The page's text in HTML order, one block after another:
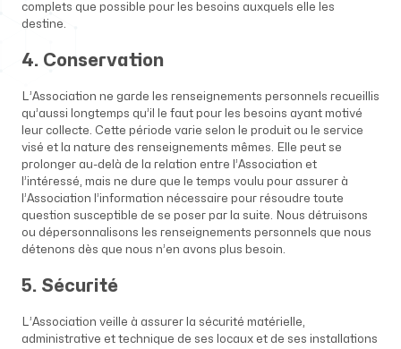
complets que possible pour les besoins auxquels elle les
destine.
4. Conservation
L’Association ne garde les renseignements personnels recueillis
qu’aussi longtemps qu’il le faut pour les besoins ayant motivé
leur collecte. Cette période varie selon le produit ou le service
visé et la nature des renseignements mêmes. Elle peut se
prolonger au-delà de la relation entre l’Association et
l’intéressé, mais ne dure que le temps voulu pour assurer à
l’Association l’information nécessaire pour résoudre toute
question susceptible de se poser par la suite. Nous détruisons
ou dépersonnalisons les renseignements personnels que nous
détenons dès que nous n’en avons plus besoin.
5. Sécurité
L’Association veille à assurer la sécurité matérielle,
administrative et technique de ses locaux et de ses installations